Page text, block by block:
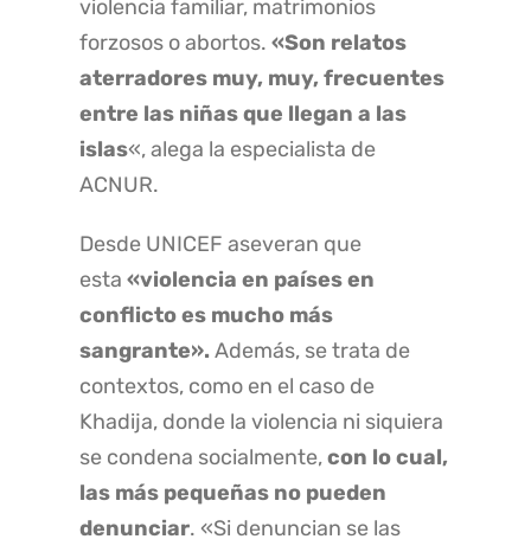
violencia familiar, matrimonios
forzosos o abortos.«Son relatos
aterradores muy, muy, frecuentes
entre las niñas que llegan a las
islas«, alega la especialista de
ACNUR.
Desde UNICEF aseveran que
esta«violencia en países en
conflicto es mucho más
sangrante».Además, se trata de
contextos, como en el caso de
Khadija, donde la violencia ni siquiera
se condena socialmente,con lo cual,
las más pequeñas no pueden
denunciar. «Si denuncian se las